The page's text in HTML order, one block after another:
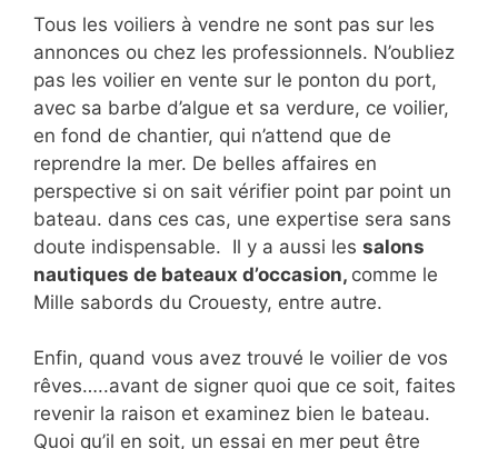
Tous les voiliers à vendre ne sont pas sur les
annonces ou chez les professionnels. N’oubliez
pas les voilier en vente sur le ponton du port,
avec sa barbe d’algue et sa verdure, ce voilier,
en fond de chantier, qui n’attend que de
reprendre la mer. De belles affaires en
perspective si on sait vérifier point par point un
bateau. dans ces cas, une expertise sera sans
doute indispensable. Il y a aussi les salons
nautiques de bateaux d’occasion, comme le
Mille sabords du Crouesty, entre autre.
Enfin, quand vous avez trouvé le voilier de vos
rêves…..avant de signer quoi que ce soit, faites
revenir la raison et examinez bien le bateau.
Quoi qu’il en soit, un essai en mer peut être